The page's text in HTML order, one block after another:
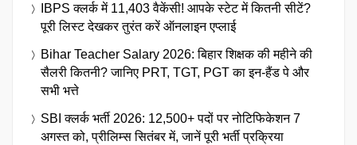
IBPS क्लर्क में 11,403 वैकेंसी! आपके स्टेट में कितनी सीटें?
पूरी लिस्ट देखकर तुरंत करें ऑनलाइन एप्लाई
Bihar Teacher Salary 2026: बिहार शिक्षक की महीने की
सैलरी कितनी? जानिए PRT, TGT, PGT का इन-हैंड पे और
सभी भत्ते
SBI क्लर्क भर्ती 2026: 12,500+ पदों पर नोटिफिकेशन 7
अगस्त को, प्रीलिम्स सितंबर में, जानें पूरी भर्ती प्रक्रिया